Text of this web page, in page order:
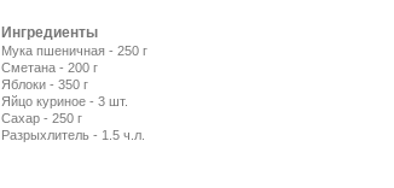
Ингредиенты
Мука пшеничная - 250 г
Сметана - 200 г
Яблоки - 350 г
Яйцо куриное - 3 шт.
Сахар - 250 г
Разрыхлитель - 1.5 ч.л.